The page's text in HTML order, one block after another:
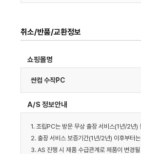
취소/반품/교환정보
쇼핑몰명
싼컴 수작PC
A/S 정보안내
1. 조립PC는 방문 무상 출장 서비스(1년/2년)
2. 출장 서비스 보증기간(1년/2년) 이후부터
3. AS 진행 시 제품 수급관계로 제품이 변경